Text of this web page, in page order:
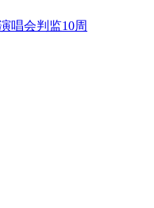
唱会判监10周